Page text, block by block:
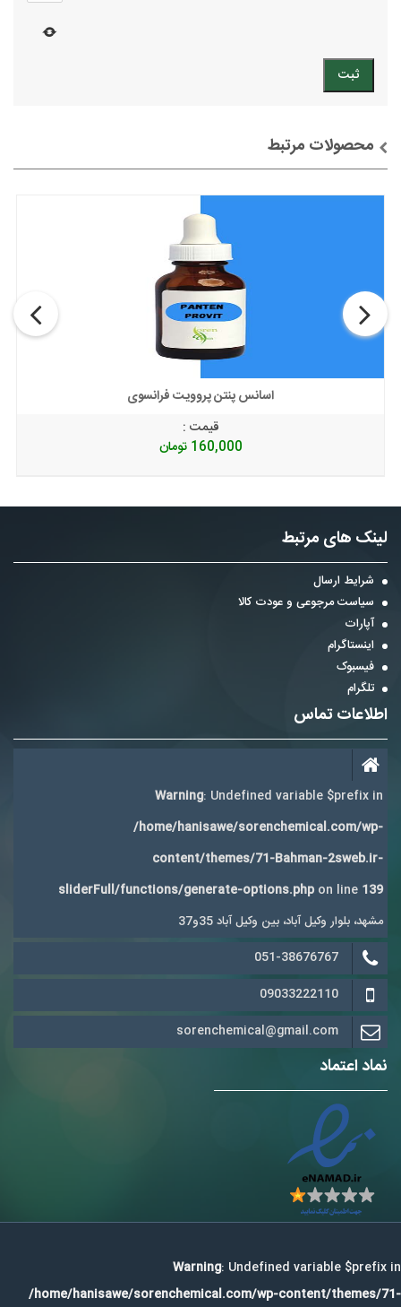
محصولات مرتبط
توضیحات + خرید
اسانس پنتن پروویت فرانسوی
قیمت :
160,000 تومان
لینک های مرتبط
شرایط ارسال
سیاست مرجوعی و عودت کالا
آپارات
اینستاگرام
فیسبوک
تلگرام
اطلاعات تماس
Warning: Undefined variable $prefix in
/home/hanisawe/sorenchemical.com/wp-
content/themes/71-Bahman-2sweb.ir-
sliderFull/functions/generate-options.php on line 139
مشهد، بلوار وکیل آباد، بین وکیل آباد 35و37
051-38676767
09033222110
sorenchemical@gmail.com
نماد اعتماد
Warning: Undefined variable $prefix in
/home/hanisawe/sorenchemical.com/wp-content/themes/71-